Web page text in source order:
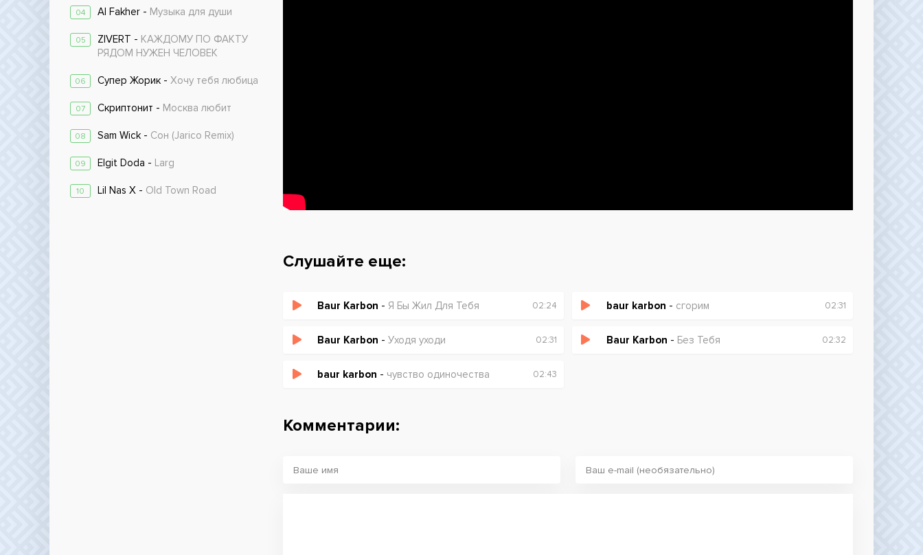
04 Al Fakher - Музыка для души
05 ZIVERT - КАЖДОМУ ПО ФАКТУ
РЯДОМ НУЖЕН ЧЕЛОВЕК
06 Супер Жорик - Хочу тебя любица
07 Скриптонит - Москва любит
08 Sam Wick - Сон (Jarico Remix)
09 Elgit Doda - Larg
10 Lil Nas X - Old Town Road
Слушайте еще:
Baur Karbon - Я Бы Жил Для Тебя 02:24 baur karbon - сгорим 02:31
Baur Karbon - Уходя уходи 02:31 Baur Karbon - Без Тебя 02:32
baur karbon - чувство одиночества 02:43
Комментарии: